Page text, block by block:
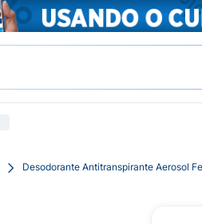
Desodorante Antitranspirante Aerosol